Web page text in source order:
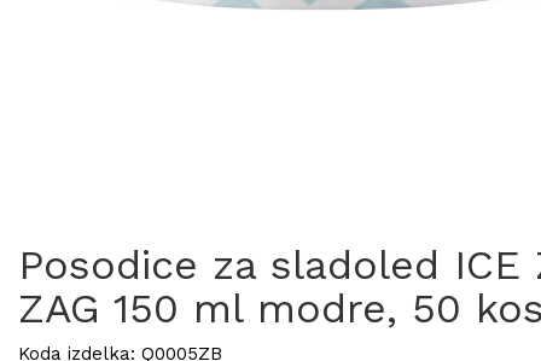
Posodice za sladoled ICE
ZAG 150 ml modre, 50
Koda izdelka: Q0005ZB